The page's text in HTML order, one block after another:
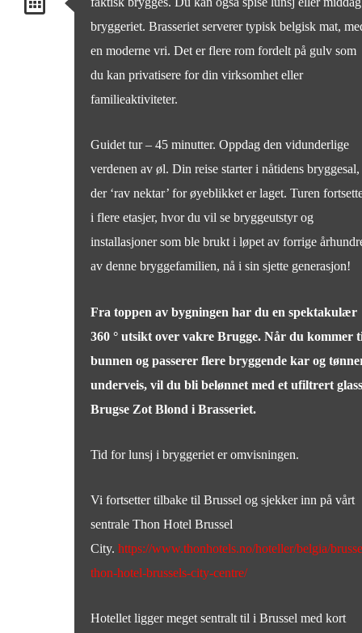
bryggeriet. Brasseriet serverer typisk belgisk mat,
en moderne vri. Det er flere rom fordelt på gulv som
du kan privatisere for din virksomhet eller
familieaktiviteter.
Guidet tur – 45 minutter. Oppdag den vidunderlige
verdenen av øl. Din reise starter i nåtidens bryggesal,
der ‘rav nektar’ for øyeblikket er laget. Turen
i flere etasjer, hvor du vil se bryggeutstyr og
installasjoner som ble brukt i løpet av forrige
av denne bryggefamilien, nå i sin sjette generasjon!
Fra toppen av bygningen har du en spektakulær
360 ° utsikt over vakre Brugge. Når du kommer
bunnen og passerer flere bryggende kar og
underveis, vil du bli belønnet med et ufiltrert glass
Brugse Zot Blond i Brasseriet.
Tid for lunsj i bryggeriet er omvisningen.
Vi fortsetter tilbake til Brussel og sjekker inn på vårt
sentrale Thon Hotel Brussel
City. https://www.thonhotels.no/hoteller/belgia/
thon-hotel-brussels-city-centre/
Hotellet ligger meget sentralt til i Brussel med kort